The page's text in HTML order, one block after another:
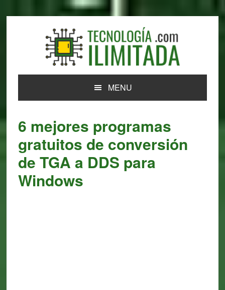
MENU
6 mejores programas
gratuitos de conversión
de TGA a DDS para
Windows